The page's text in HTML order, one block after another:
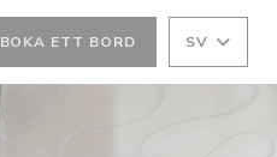
BOKA ETT BORD SV